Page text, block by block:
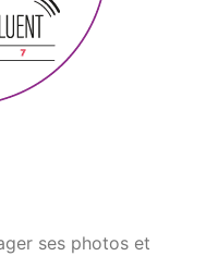
ses photos et